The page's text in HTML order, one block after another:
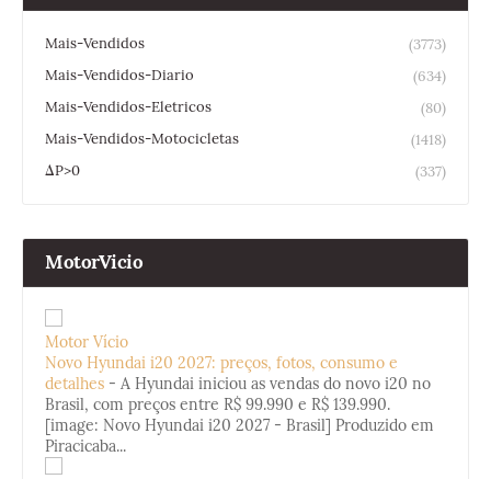
Mais-Vendidos
(3773)
Mais-Vendidos-Diario
(634)
Mais-Vendidos-Eletricos
(80)
Mais-Vendidos-Motocicletas
(1418)
ΔP>0
(337)
MotorVicio
Motor Vício
Novo Hyundai i20 2027: preços, fotos, consumo e
detalhes - A Hyundai iniciou as vendas do novo i20 no
Brasil, com preços entre R$ 99.990 e R$ 139.990.
[image: Novo Hyundai i20 2027 - Brasil] Produzido em
Piracicaba...